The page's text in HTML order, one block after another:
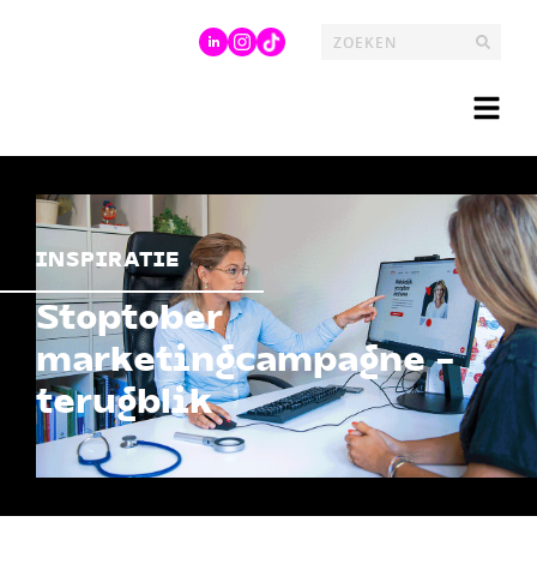
INSPIRATIE
Stoptober
marketingcampagne -
terugblik